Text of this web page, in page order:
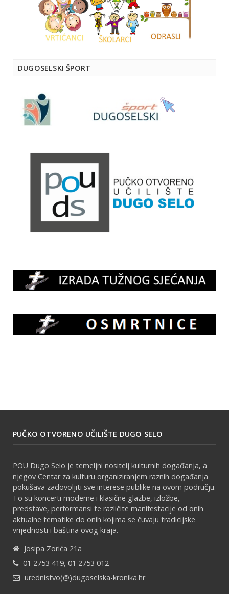
DUGOSELSKI ŠPORT
PUČKO OTVORENO UČILIŠTE DUGO SELO
POU Dugo Selo je temeljni nositelj kulturnih događanja, a
njegov Centar za kulturu organiziranjem raznih događanja
pokušava zadovoljiti sve interese publike na ovom području.
To su koncerti moderne i klasične glazbe, izložbe,
predstave, performansi te različite manifestacije od onih
aktualne tematike do onih kojima se čuvaju tradicijske
vrijednosti i baština ovog kraja.
Josipa Zorića 21a
01 2753 419, 01 2753 012
urednistvo(@)dugoselska-kronika.hr